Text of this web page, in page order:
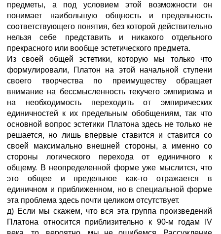
предметы, а под условием этой возможности он
понимает наибольшую общность и предельность
соответствующего понятия, без которой действительно
нельзя себе представить и никакого отдельного
прекрасного или вообще эстетического предмета.
Из своей общей эстетики, которую мы только что
формулировали, Платон на этой начальной ступени
своего творчества по преимуществу обращает
внимание на бессмысленность текучего эмпиризма и
на необходимость переходить от эмпирических
единичностей к их предельным обобщениям, так что
основной вопрос эстетики Платона здесь не только не
решается, но лишь впервые ставится и ставится со
своей максимально внешней стороны, а именно со
стороны логического перехода от единичного к
общему. В неопределенной форме уже мыслится, что
это общее и предельное как-то отражается в
единичном и приближенном, но в специальной форме
эта проблема здесь почти целиком отсутствует.
д) Если мы скажем, что вся эта группа произведений
Платона относится приблизительно к 90-м годам IV